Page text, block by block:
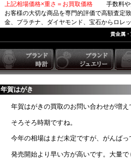
上記相場価格×重さ＝お買取価格 手数料や分
お客様の大切な商品を専門的評価で高額査定
金、プラチナ、ダイヤモンド、宝石からロレ
貴金属
年賀はがき
年賀はがきの買取のお問い合わせが増え
そろそろ時期ですね。
今年の相場はまだ未定ですが、がんばっ
発売開始より早い方が高いです。大量で